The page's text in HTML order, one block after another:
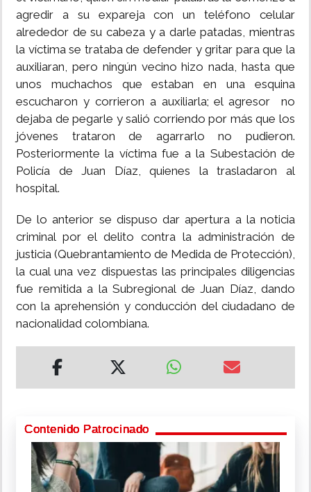
agredir a su expareja con un teléfono celular
alrededor de su cabeza y a darle patadas, mientras
la víctima se trataba de defender y gritar para que la
auxiliaran, pero ningún vecino hizo nada, hasta que
unos muchachos que estaban en una esquina
escucharon y corrieron a auxiliarla; el agresor no
dejaba de pegarle y salió corriendo por más que los
jóvenes trataron de agarrarlo no pudieron.
Posteriormente la víctima fue a la Subestación de
Policía de Juan Díaz, quienes la trasladaron al
hospital.
De lo anterior se dispuso dar apertura a la noticia
criminal por el delito contra la administración de
justicia (Quebrantamiento de Medida de Protección),
la cual una vez dispuestas las principales diligencias
fue remitida a la Subregional de Juan Díaz, dando
con la aprehensión y conducción del ciudadano de
nacionalidad colombiana.
Contenido Patrocinado